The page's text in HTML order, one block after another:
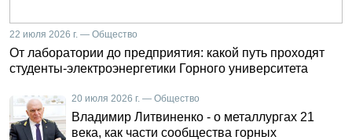
22 июля 2026 г. — Общество
От лаборатории до предприятия: какой путь проходят
студенты-электроэнергетики Горного университета
20 июля 2026 г. — Общество
Владимир Литвиненко - о металлургах 21
века, как части сообщества горных